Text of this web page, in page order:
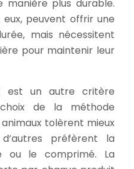
manière plus durable.
peuvent offrir une
mais nécessitent
pour maintenir leur
est un autre critère
de la méthode
tolèrent mieux
préfèrent la
ou le comprimé. La